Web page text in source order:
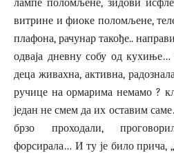
витрине и фиоке поломљене,
плафона, рачунар такође..
одваја дневну собу од кухиње…
деца живахна, активна,
ручице на ормарима немамо ?
један не смем да их оставим
брзо проходали,
форсирала… И ту је било прича,